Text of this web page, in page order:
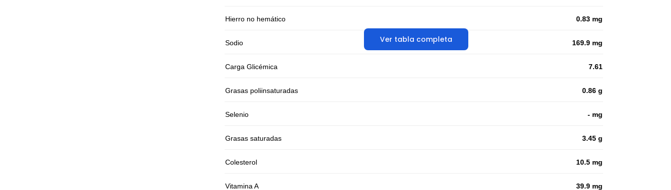
Ver tabla completa
Hierro no hemático 0.83 mg
Sodio 169.9 mg
Carga Glicémica 7.61
Grasas poliinsaturadas 0.86 g
Selenio - mg
Grasas saturadas 3.45 g
Colesterol 10.5 mg
Vitamina A 39.9 mg